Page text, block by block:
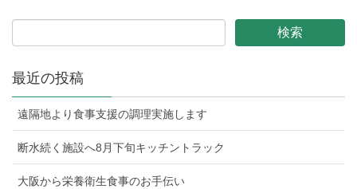
最近の投稿
遠隔地より食事支援の調理実施します
断水続く施設へ8月下旬キッチントラック
大阪から栄養衛生食事のお手伝い